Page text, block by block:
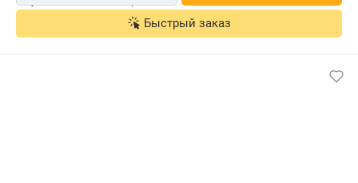
Быстрый заказ